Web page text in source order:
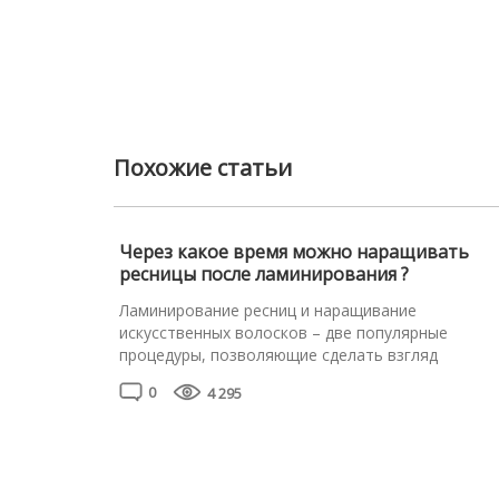
Похожие статьи
Через какое время можно наращивать
ресницы после ламинирования ?
Ламинирование ресниц и наращивание
искусственных волосков – две популярные
процедуры, позволяющие сделать взгляд
помогает увеличить объём, длину волосков. Во
0 4 295